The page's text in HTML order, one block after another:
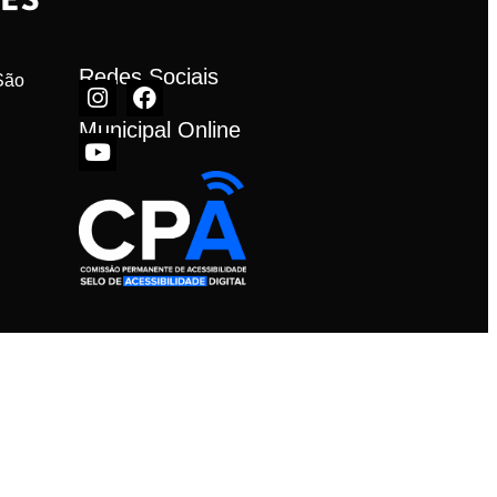
Redes Sociais
Municipal Online